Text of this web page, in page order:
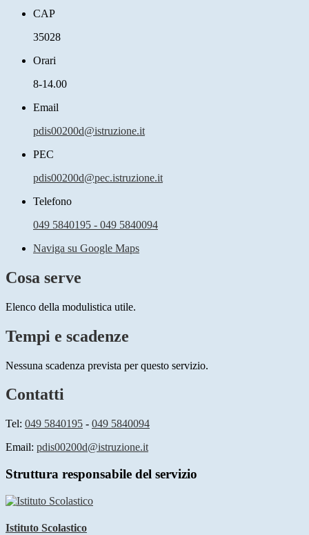
CAP
35028
Orari
8-14.00
Email
pdis00200d@istruzione.it
PEC
pdis00200d@pec.istruzione.it
Telefono
049 5840195 - 049 5840094
Naviga su Google Maps
Cosa serve
Elenco della modulistica utile.
Tempi e scadenze
Nessuna scadenza prevista per questo servizio.
Contatti
Tel: 049 5840195 - 049 5840094
Email: pdis00200d@istruzione.it
Struttura responsabile del servizio
Istituto Scolastico